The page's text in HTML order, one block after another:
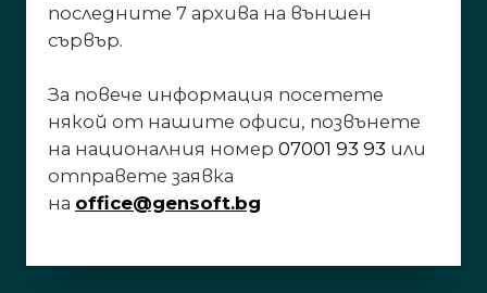
последните 7 архива на външен
сървър.
За повече информация посетете
някой от нашите офиси, позвънете
на националния номер 07001 93 93 или
отправете заявка
на office@gensoft.bg